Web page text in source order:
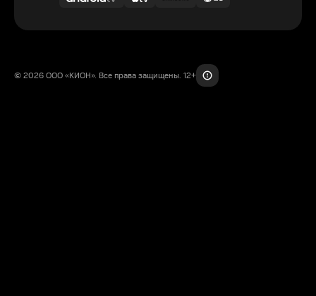
© 2026 ООО «КИОН». Все права защищены. 12+